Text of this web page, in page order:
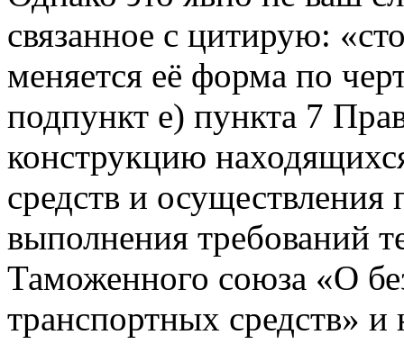
связанное с цитирую:
меняется её форма по
подпункт е) пункта 7
конструкцию
средств и
выполнения требований
Таможенного союза «О
транспортных средств»